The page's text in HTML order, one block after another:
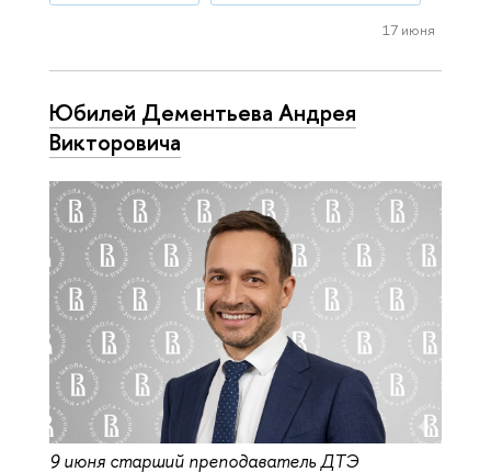
17 июня
Юбилей Дементьева Андрея
Викторовича
9 июня старший преподаватель ДТЭ